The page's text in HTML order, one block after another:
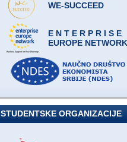
WE-SUCCEED
E N T E R P R I S E
EUROPE NETWORK
STUDENTSKE ORGANIZACIJE